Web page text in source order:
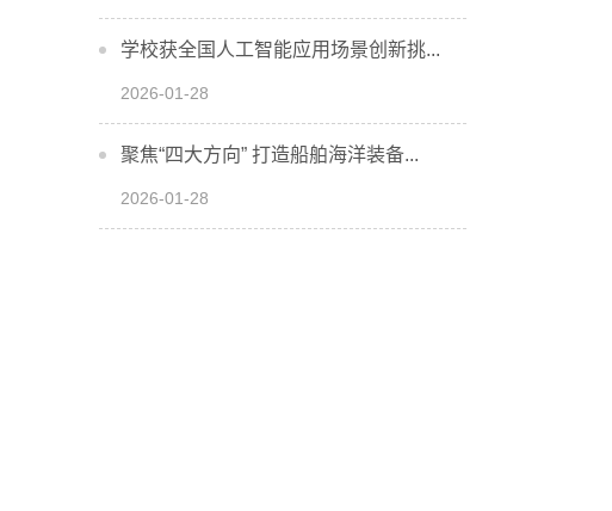
学校获全国人工智能应用场景创新挑...
2026-01-28
聚焦“四大方向” 打造船舶海洋装备...
2026-01-28